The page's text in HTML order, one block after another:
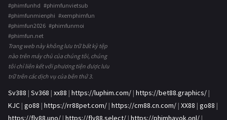
#phimfunhd #phimfunvietsub
#phimfunmienphi #xemphimfun
#phimfun2026 #phimfunmoi
#phimfun.net
Trang web này không lưu trữ bất kỳ tệp
nào trên máy chủ của chúng tôi, chúng
tôi chỉ liên kết với phương tiện được lưu
trữ trên các dịch vụ của bên thứ 3.
Sv388 | Sv368 | xx88 | https://luphim.com/ | https://bet88.graphics/ |
KJC | go88 | https://rr88pet.com/ | https://cm88.cn.com/ | XX88 | go88 |
https://fly88.uno/ | https://fly88.select/ | https://phimhayok.onl/ |